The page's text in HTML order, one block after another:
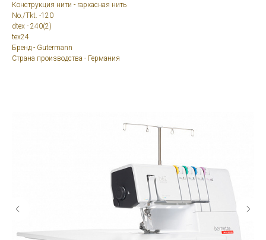
Конструкция нити - rаркасная нить
No./Tkt. -120
dtex - 240(2)
tex24
Бренд - Gutermann
Страна производства - Германия